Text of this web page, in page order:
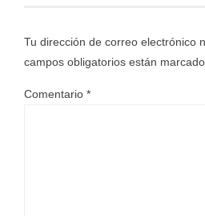
Tu dirección de correo electrónico
campos obligatorios están
Comentario *